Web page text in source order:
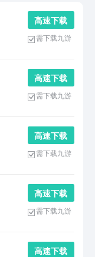
高 速 下 载
需下载九游
高 速 下 载
需下载九游
高 速 下 载
需下载九游
高 速 下 载
需下载九游
高 速 下 载